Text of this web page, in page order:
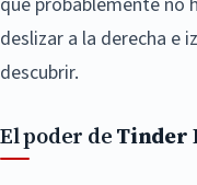
deslizar a la derecha e
descubrir.
El poder deTinder